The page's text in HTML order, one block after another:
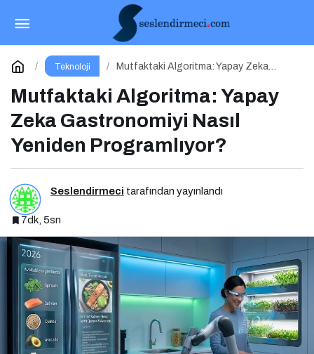
Teknoloji
Mutfaktaki Algoritma: Yapay Zeka
Programlıyor?
Mutfaktaki Algoritma: Yapay
Zeka Gastronomiyi Nasıl
Yeniden Programlıyor?
Seslendirmeci tarafından yayınlandı
7dk, 5sn
OpenClaw ve Moltbook: AI Agent Ekonomisinin
İlk Altyapıları
Yorum Yap